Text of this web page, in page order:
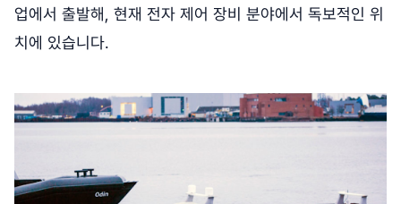
업에서 출발해, 현재 전자 제어 장비 분야에서 독보적인 위
치에 있습니다.